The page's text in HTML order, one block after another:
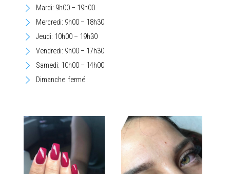
Mardi: 9h00 – 19h00
Mercredi: 9h00 – 18h30
Jeudi: 10h00 – 19h30
Vendredi: 9h00 – 17h30
Samedi: 10h00 – 14h00
Dimanche: fermé